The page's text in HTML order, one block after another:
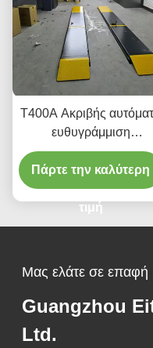
T400A Ακριβής
ευθυγράμμιση
ανελκυστήρα 380V/220V
με χαμηλό προφίλ
σχεδιασμό
Πάρτε την καλύτερη
τιμή
Μας ελάτε σε επαφή
Guangzhou
Ltd.